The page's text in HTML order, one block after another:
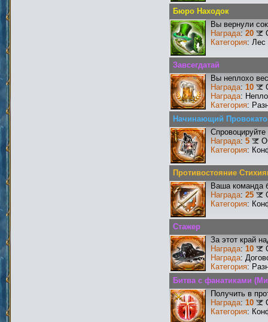
Бюро Находок
Вы вернули
Награда: 20
Категория: Лес
Завсегдатай
Вы неплохо
Награда: 10
Награда:
Категория:
Начинающий
Награда: 5
Категория:
Противостояние
Ваша команда
Награда: 25
Категория:
Стажер
За этот край
Награда: 10
Награда:
Категория:
Битва с фанатиками
Получить в
Награда: 10
Категория: